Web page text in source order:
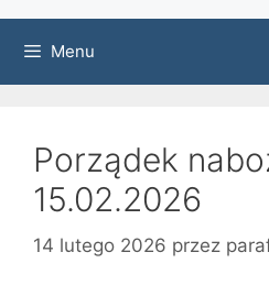
Menu
Porządek
15.02.2026
14 lutego 2026 przez